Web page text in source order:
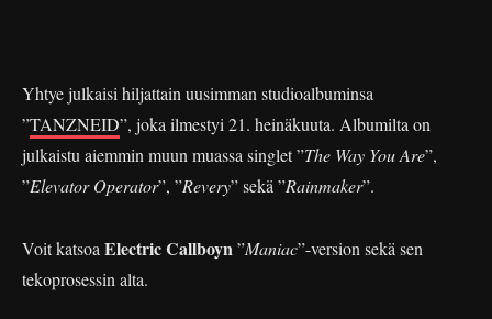
Yhtye julkaisi hiljattain uusimman studioalbuminsa
”TANZNEID”, joka ilmestyi 21. heinäkuuta. Albumilta on
julkaistu aiemmin muun muassa singlet ”The Way You Are”,
”Elevator Operator”, ”Revery” sekä ”Rainmaker”.
Voit katsoa Electric Callboyn”Maniac”-version sekä sen
tekoprosessin alta.